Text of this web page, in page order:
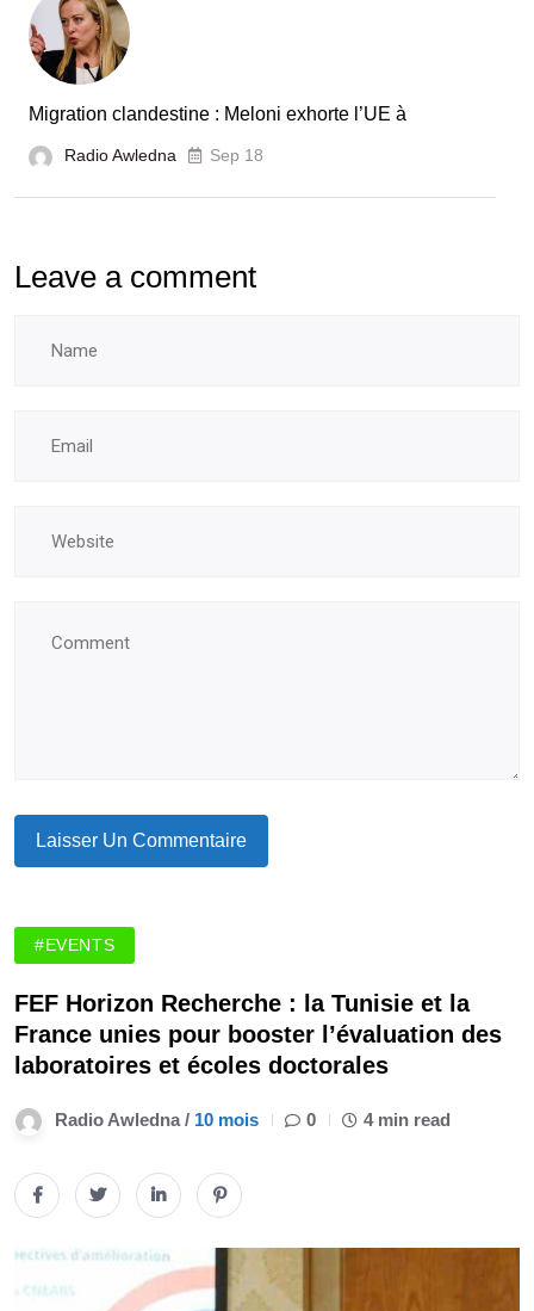
Migration clandestine : Meloni exhorte l’UE à
Radio Awledna Sep 18
Leave a comment
#EVENTS
FEF Horizon Recherche : la Tunisie et la
France unies pour booster l’évaluation des
laboratoires et écoles doctorales
Radio Awledna / 10 mois 0 4 min read